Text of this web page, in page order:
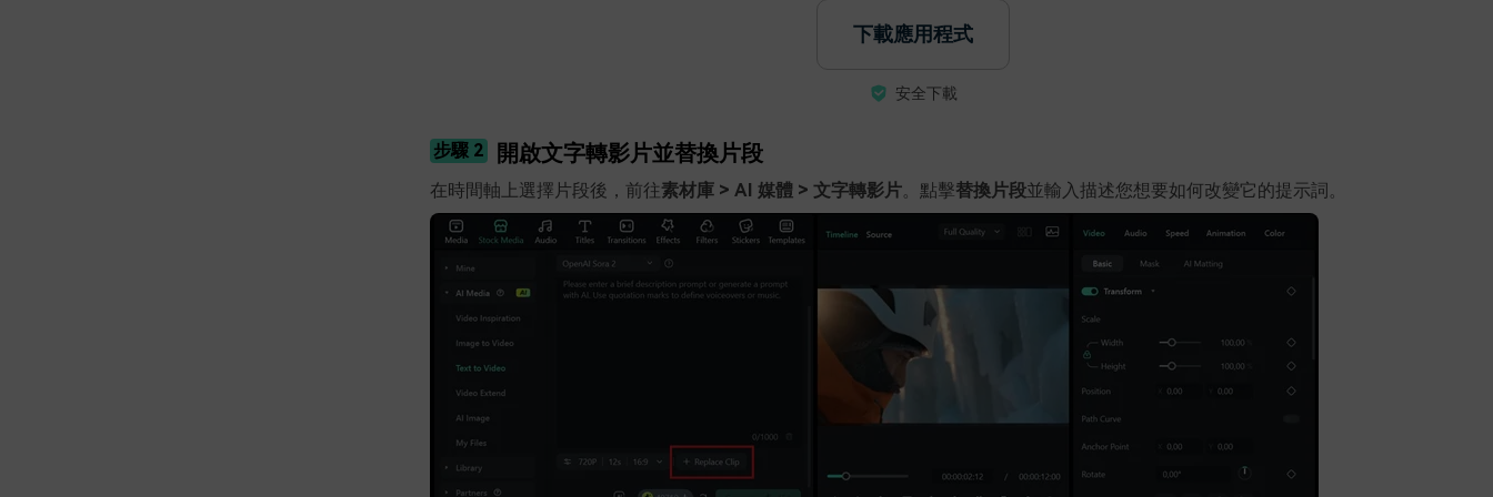
下載應用程式
安全下載
步驟 2 開啟文字轉影片並替換片段
在時間軸上選擇片段後，前往素材庫 > AI 媒體 > 文字轉影片。點擊替換片段並輸入描述您想要如何改變它的提示詞。